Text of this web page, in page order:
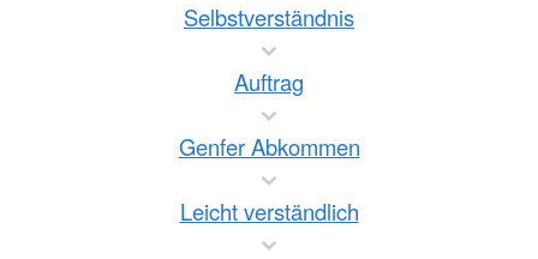
Selbstverständnis
Auftrag
Genfer Abkommen
Leicht verständlich